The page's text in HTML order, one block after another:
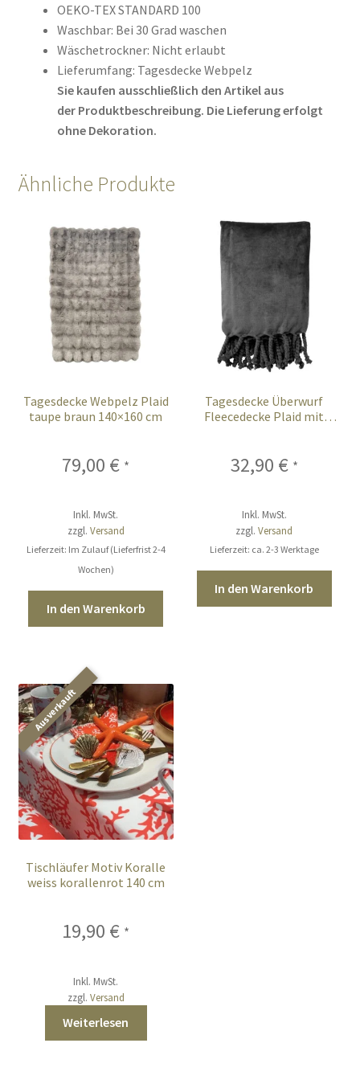
OEKO-TEX STANDARD 100
Waschbar: Bei 30 Grad waschen
Wäschetrockner: Nicht erlaubt
Lieferumfang: Tagesdecke Webpelz
Sie kaufen ausschließlich den Artikel aus
der Produktbeschreibung. Die Lieferung erfolgt
ohne Dekoration.
Ähnliche Produkte
Tagesdecke Webpelz Plaid
taupe braun 140×160 cm
79,00 € *
Inkl. MwSt.
zzgl. Versand
Lieferzeit: Im Zulauf (Lieferfrist 2-4
Wochen)
In den Warenkorb
Tagesdecke Überwurf
Fleecedecke Plaid mit
32,90 € *
Inkl. MwSt.
zzgl.Versand
Lieferzeit: ca. 2-3 Werktage
In den Warenkorb
Tischläufer Motiv Koralle
weiss korallenrot 140 cm
19,90 € *
Inkl. MwSt.
zzgl. Versand
Weiterlesen